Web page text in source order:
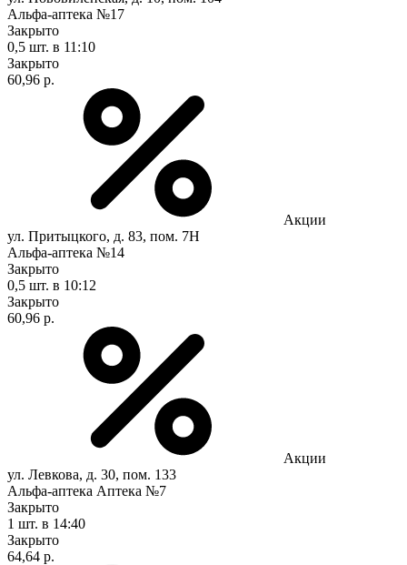
Альфа-аптека №17
Закрыто
0,5 шт. в 11:10
Закрыто
60,96 р.
Акции
ул. Притыцкого, д. 83, пом. 7Н
Альфа-аптека №14
Закрыто
0,5 шт. в 10:12
Закрыто
60,96 р.
Акции
ул. Левкова, д. 30, пом. 133
Альфа-аптека Аптека №7
Закрыто
1 шт. в 14:40
Закрыто
64,64 р.